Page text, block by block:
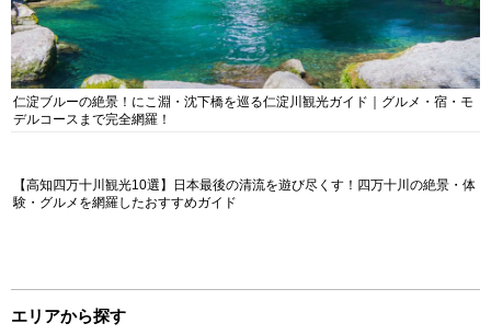
仁淀ブルーの絶景！にこ淵・沈下橋を巡る仁淀川観光ガイド｜グルメ・宿・モ
デルコースまで完全網羅！
【高知四万十川観光10選】日本最後の清流を遊び尽くす！四万十川の絶景・体
験・グルメを網羅したおすすめガイド
エリアから探す